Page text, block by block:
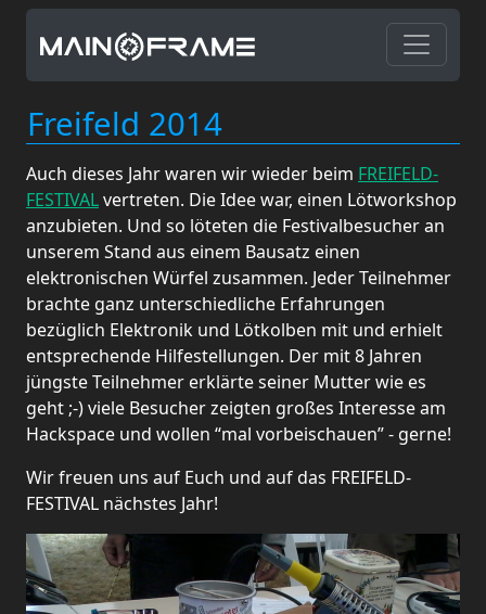
Freifeld 2014
Auch dieses Jahr waren wir wieder beim FREIFELD-
FESTIVALvertreten. Die Idee war, einen Lötworkshop
anzubieten. Und so löteten die Festivalbesucher an
unserem Stand aus einem Bausatz einen
elektronischen Würfel zusammen. Jeder Teilnehmer
brachte ganz unterschiedliche Erfahrungen
bezüglich Elektronik und Lötkolben mit und erhielt
entsprechende Hilfestellungen. Der mit 8 Jahren
jüngste Teilnehmer erklärte seiner Mutter wie es
geht ;-) viele Besucher zeigten großes Interesse am
Hackspace und wollen “mal vorbeischauen” - gerne!
Wir freuen uns auf Euch und auf das FREIFELD-
FESTIVAL nächstes Jahr!